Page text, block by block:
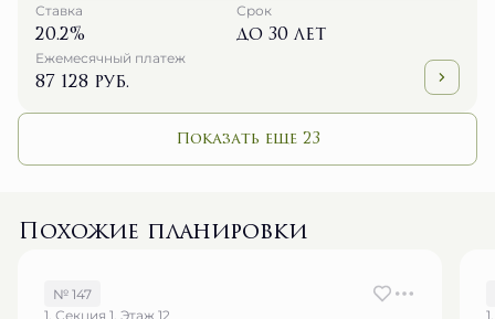
Ставка
20.2%
Срок
до 30 лет
Ежемесячный платеж
87 128 руб.
Показать еще 23
Похожие планировки
№ 147
1, Секция 1, Этаж 12